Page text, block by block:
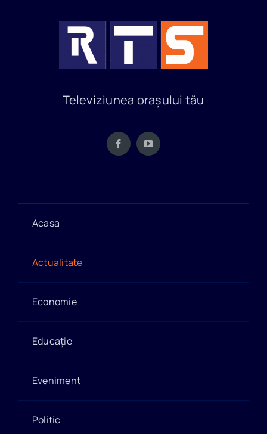
Televiziunea orașului tău
Acasa
Actualitate
Economie
Educație
Eveniment
Politic